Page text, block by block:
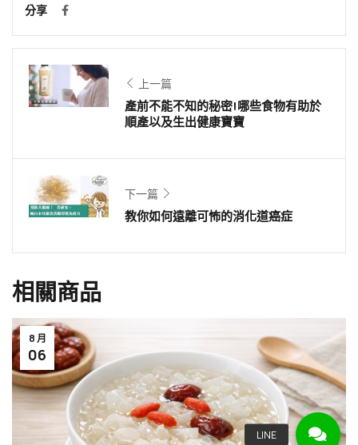
分享
上一篇
產前不能不知的秘密!哪些食物有助於
順產以及生出健康寶寶
下一篇
教你如何遠離可怖的消化道癌症
相關商品
8 月
06